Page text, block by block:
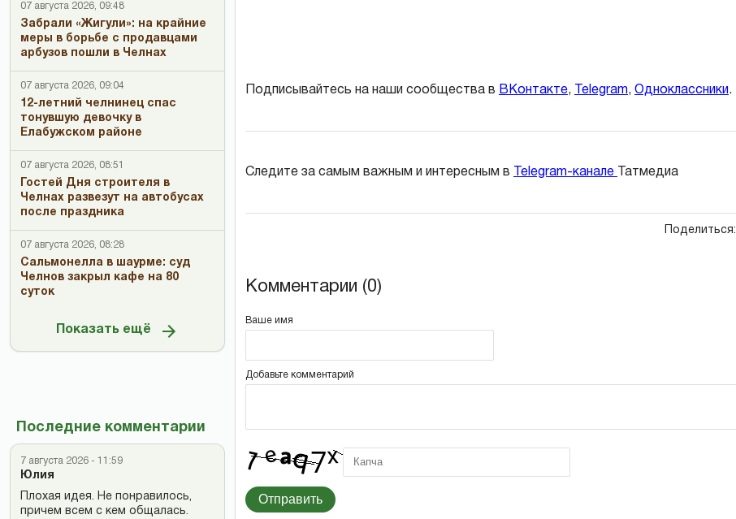
07 августа 2026, 09:48
Забрали «Жигули»: на крайние
меры в борьбе с продавцами
арбузов пошли в Челнах
07 августа 2026, 09:04
12-летний челнинец спас
тонувшую девочку в
Елабужском районе
07 августа 2026, 08:51
Гостей Дня строителя в
Челнах развезут на автобусах
после праздника
07 августа 2026, 08:28
Сальмонелла в шаурме: суд
Челнов закрыл кафе на 80
суток
Показать ещё
Последние комментарии
7 августа 2026 - 11:59
Юлия
Плохая идея. Не понравилось,
причем всем с кем общалась.
Подписывайтесь на наши сообщества в ВКонтакте, Telegram, Одноклассники.
Следите за самым важным и интересным в Telegram-канале Татмедиа
Поделиться:
Комментарии (0)
Ваше имя
Добавьте комментарий
Отправить